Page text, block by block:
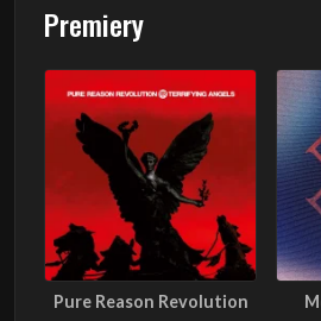
Premiery
Pure Reason Revolution